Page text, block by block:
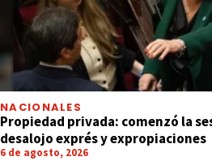
NACIONALES
Propiedad privada: comenzó la
desalojo exprés y expropiaciones
6 de agosto, 2026